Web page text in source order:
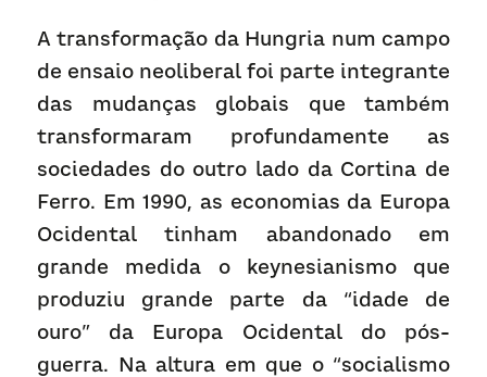
A transformação da Hungria num campo
de ensaio neoliberal foi parte integrante
das mudanças globais que também
transformaram profundamente as
sociedades do outro lado da Cortina de
Ferro. Em 1990, as economias da Europa
Ocidental tinham abandonado em
grande medida o keynesianismo que
produziu grande parte da “idade de
ouro” da Europa Ocidental do pós-
guerra. Na altura em que o “socialismo